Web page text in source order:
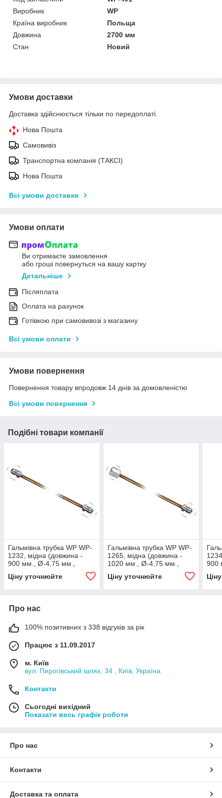
Виробник
WP
Країна виробник
Польща
Довжина
2700 мм
Стан
Новий
Умови доставки
Доставка здійснюється тільки по передоплаті.
Нова Пошта
Самовивіз
Транспортна компанія (ТАКСІ)
Нова Пошта
Всі умови доставки
Умови оплати
Ви отримаєте замовлення
або гроші повернуться на вашу картку
Детальніше
Післяплата
Оплата на рахунок
Готівкою при самовивозі з магазину
Всі умови оплати
Умови повернення
Повернення товару впродовж 14 днів за домовленістю
Всі умови повернення
Подібні товари компанії
Гальмівна трубка WP WP-
1232, мідна (довжина -
900 мм., Ø-4,75 мм.,
Ціну уточнюйте
Гальмівна трубка WP WP-
1265, мідна (довжина -
1020 мм., Ø-4,75 мм.,
Ціну уточнюйте
900
Про нас
100% позитивних з 338 відгуків за рік
Працює з 11.09.2017
м. Київ
вул. Пирогівський шлях, 34 , Київ, Україна
Контакти
Сьогодні вихідний
Показати весь графік роботи
Про нас
Контакти
Доставка та оплата